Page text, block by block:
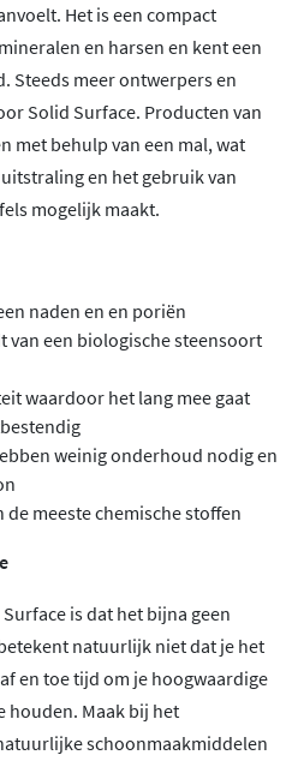
Het is een compact
en harsen en kent een
Steeds meer ontwerpers en
Solid Surface. Producten van
met behulp van een mal, wat
en het gebruik van
mogelijk maakt.
naden en en poriën
een biologische steensoort
waardoor het lang mee gaat
weinig onderhoud nodig en
de meeste chemische stoffen
is dat het bijna geen
natuurlijk niet dat je het
en toe tijd om je hoogwaardige
houden. Maak bij het
schoonmaakmiddelen